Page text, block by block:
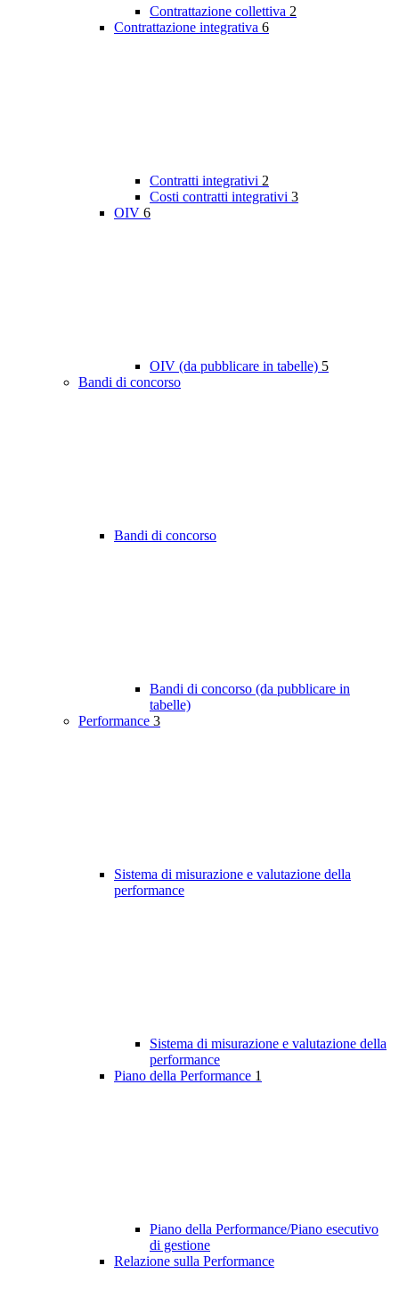
Contrattazione collettiva 2
Contrattazione integrativa 6
Contratti integrativi 2
Costi contratti integrativi 3
OIV 6
OIV (da pubblicare in tabelle) 5
Bandi di concorso
Bandi di concorso
Bandi di concorso (da pubblicare in
tabelle)
Performance 3
Sistema di misurazione e valutazione della
performance
Sistema di misurazione e valutazione della
performance
Piano della Performance 1
Piano della Performance/Piano esecutivo
di gestione
Relazione sulla Performance